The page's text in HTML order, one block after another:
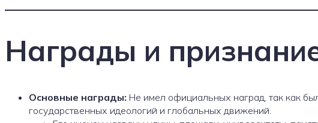
Награды и
Основные награды: Не имел официальных наград, так как
государственных идеологий и глобальных движений.